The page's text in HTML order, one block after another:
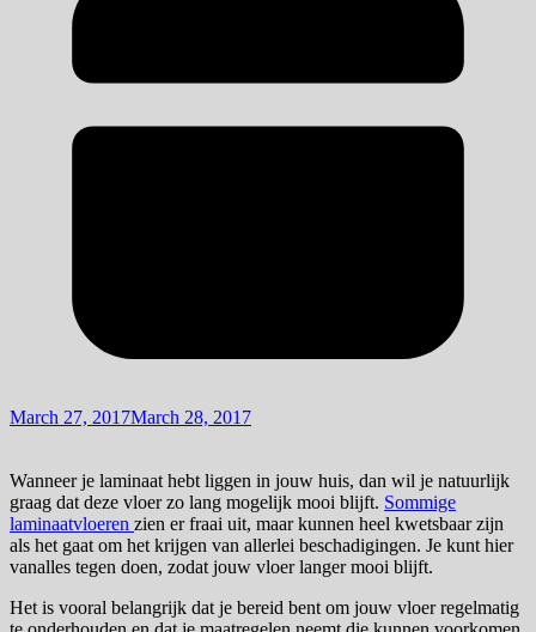
March 27, 2017March 28, 2017
Wanneer je laminaat hebt liggen in jouw huis, dan wil je natuurlijk
graag dat deze vloer zo lang mogelijk mooi blijft. Sommige
laminaatvloeren zien er fraai uit, maar kunnen heel kwetsbaar zijn
als het gaat om het krijgen van allerlei beschadigingen. Je kunt hier
vanalles tegen doen, zodat jouw vloer langer mooi blijft.
Het is vooral belangrijk dat je bereid bent om jouw vloer regelmatig